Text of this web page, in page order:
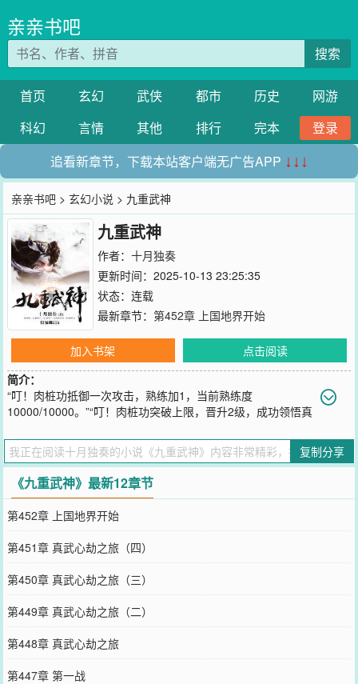
亲亲书吧
搜索
首页 玄幻 武侠 都市 历史
网游
科幻
言情 其他 排行 完本
登录
追看新章节，下载本站客户端无广告APP ↓↓↓
亲亲书吧 >玄幻小说 > 九重武神
九重武神
作者： 十月独奏
更新时间：2025-10-13 23:25:35
状态：连载
最新章节： 第452章 上国地界开始
加入书架
点击阅读
简介：
“叮！肉桩功抵御一次攻击，熟练加1，当前熟练度
10000/10000。”“叮！肉桩功突破上限，晋升2级，成功领悟真
成为世家陪练，没事就要被人打。系统激活，外挂傍身，自此，他从
龙腾四海中崛起，一路无人敢应锋芒。
您要是觉得《九重武神 》还不错的话请不要忘记向您QQ群和微博微信
里的朋友推荐哦！
复制分享
《九重武神》最新12章节
第452章 上国地界开始
第451章 真武心劫之旅（四）
第450章 真武心劫之旅（三）
第449章 真武心劫之旅（二）
第448章 真武心劫之旅
第447章 第一战